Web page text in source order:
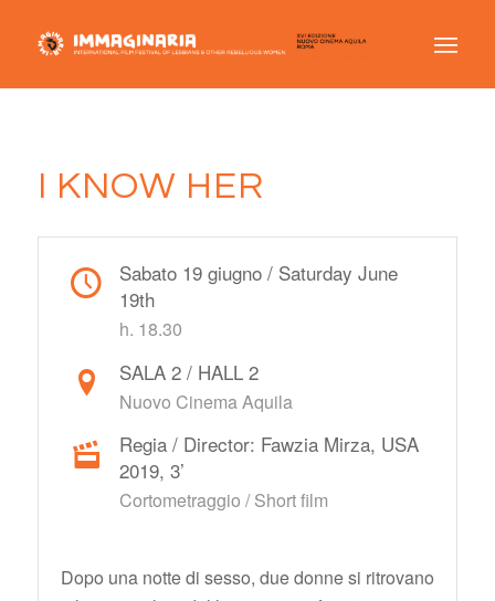
I KNOW HER
Sabato 19 giugno / Saturday June
19th
h. 18.30
SALA 2 / HALL 2
Nuovo Cinema Aquila
Regia / Director: Fawzia Mirza, USA
2019, 3’
Cortometraggio / Short film
Dopo una notte di sesso, due donne si ritrovano